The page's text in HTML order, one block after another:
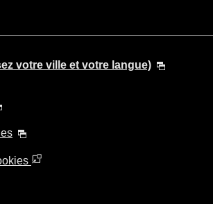
votre ville et votre langue)